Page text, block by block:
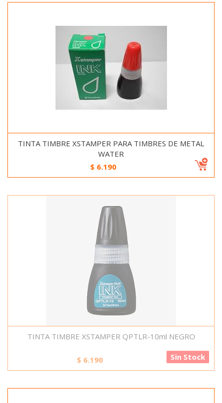
TINTA TIMBRE XSTAMPER PARA TIMBRES DE METAL
WATER
$ 6.190
TINTA TIMBRE XSTAMPER QPTLR-10ml NEGRO
$ 6.190 Sin Stock